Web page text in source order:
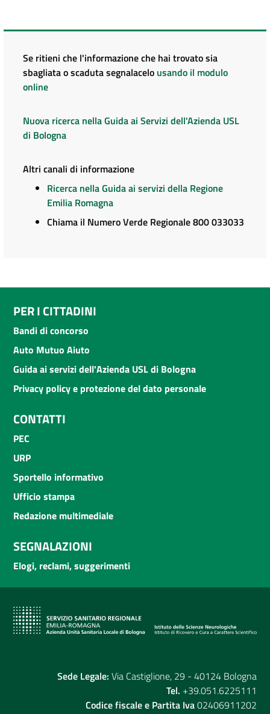
Se ritieni che l'informazione che hai trovato sia
sbagliata o scaduta segnalacelo usando il modulo
online
Nuova ricerca nella Guida ai Servizi dell'Azienda USL
di Bologna
Altri canali di informazione
Ricerca nella Guida ai servizi della Regione
Emilia Romagna
Chiama il Numero Verde Regionale 800 033033
PER I CITTADINI
Bandi di concorso
Auto Mutuo Aiuto
Guida ai servizi dell'Azienda USL di Bologna
Privacy policy e protezione del dato personale
CONTATTI
PEC
URP
Sportello informativo
Ufficio stampa
Redazione multimediale
SEGNALAZIONI
Elogi, reclami, suggerimenti
Sede Legale: Via Castiglione, 29 - 40124 Bologna
Tel. +39.051.6225111
Codice fiscale e Partita Iva02406911202